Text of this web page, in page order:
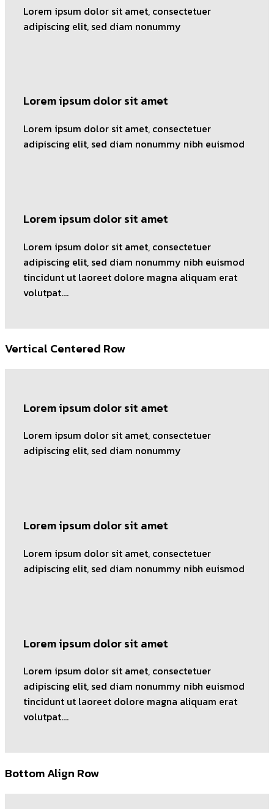
Lorem ipsum dolor sit amet, consectetuer
adipiscing elit, sed diam nonummy
Lorem ipsum dolor sit amet
Lorem ipsum dolor sit amet, consectetuer
adipiscing elit, sed diam nonummy nibh euismod
Lorem ipsum dolor sit amet
Lorem ipsum dolor sit amet, consectetuer
adipiscing elit, sed diam nonummy nibh euismod
tincidunt ut laoreet dolore magna aliquam erat
volutpat….
Vertical Centered Row
Lorem ipsum dolor sit amet
Lorem ipsum dolor sit amet, consectetuer
adipiscing elit, sed diam nonummy
Lorem ipsum dolor sit amet
Lorem ipsum dolor sit amet, consectetuer
adipiscing elit, sed diam nonummy nibh euismod
Lorem ipsum dolor sit amet
Lorem ipsum dolor sit amet, consectetuer
adipiscing elit, sed diam nonummy nibh euismod
tincidunt ut laoreet dolore magna aliquam erat
volutpat….
Bottom Align Row